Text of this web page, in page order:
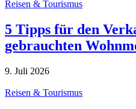
Reisen & Tourismus
5 Tipps für den
gebrauchten
9. Juli 2026
Reisen & Tourismus